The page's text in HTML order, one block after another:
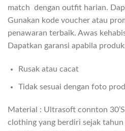
match dengan outfit harian.
Gunakan kode voucher atau
penawaran terbaik. Awas
Dapatkan garansi apabila
Rusak atau cacat
Tidak sesuai dengan foto
Material : Ultrasoft connton 30’S
clothing yang berdiri sejak